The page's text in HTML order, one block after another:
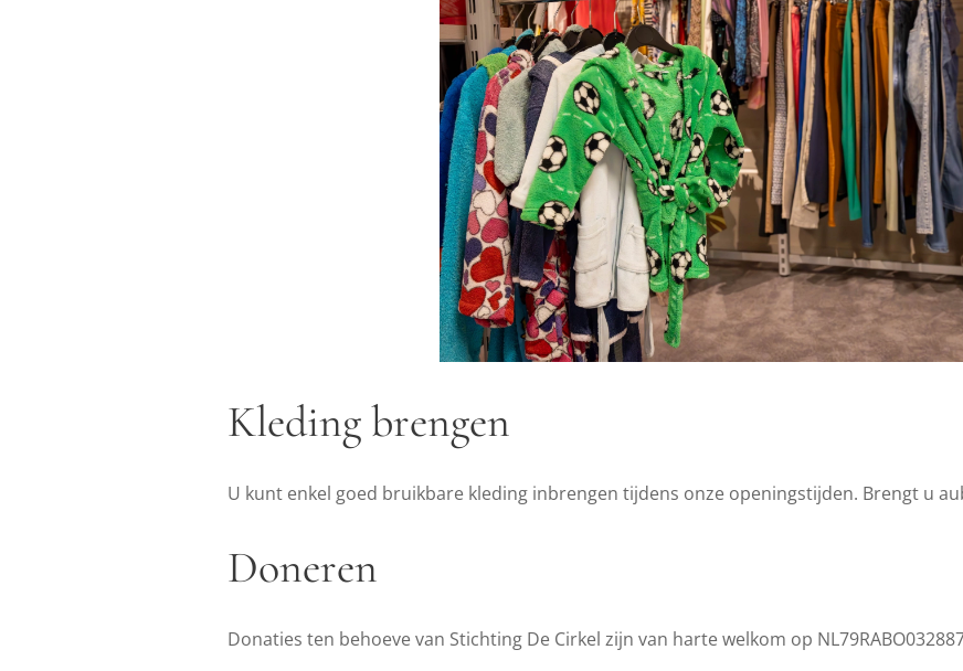
Kleding brengen
U kunt enkel goed bruikbare kleding inbrengen tijdens onze openingstijden. Brengt u
Doneren
Donaties ten behoeve van Stichting De Cirkel zijn van harte welkom op